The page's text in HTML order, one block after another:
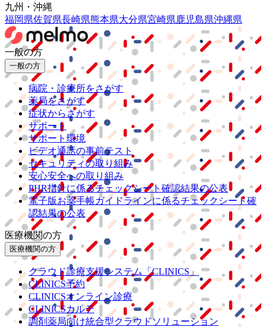
九州・沖縄
福岡県佐賀県長崎県熊本県大分県宮崎県鹿児島県沖縄県
一般の方
一般の方
病院・診療所をさがす
薬局をさがす
症状からさがす
サポート
サポート環境
ビデオ通話の事前テスト
セキュリティの取り組み
安心安全への取り組み
PHR指針に係るチェックシート確認結果の公表
電子版お薬手帳ガイドラインに係るチェックシート確
認結果の公表
医療機関の方
医療機関の方
クラウド診療支援システム
「CLINICS」
CLINICS予約
CLINICSオンライン診療
CLINICSカルテ
調剤薬局向け統合型クラウドソリューション